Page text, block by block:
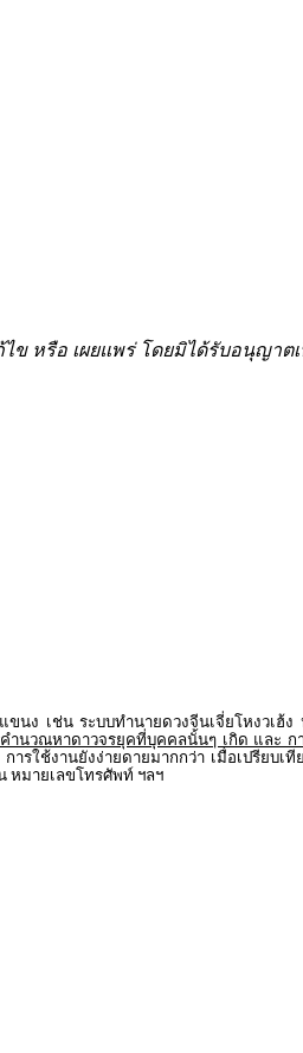
ข หรือ เผยแพร่ โดยมิได้รับอนุญา
ง เช่น ระบบทำนายดวงจีนเจี่ยโหงวเ
นวณหาดาวจรยุคที่บุคคลนั้นๆ เกิด และ
ใช้งานยังง่ายดายมากกว่า เมื่อเปรียบ
หมายเลขโทรศัพท์ ฯลฯ